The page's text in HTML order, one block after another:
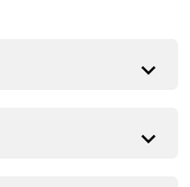

